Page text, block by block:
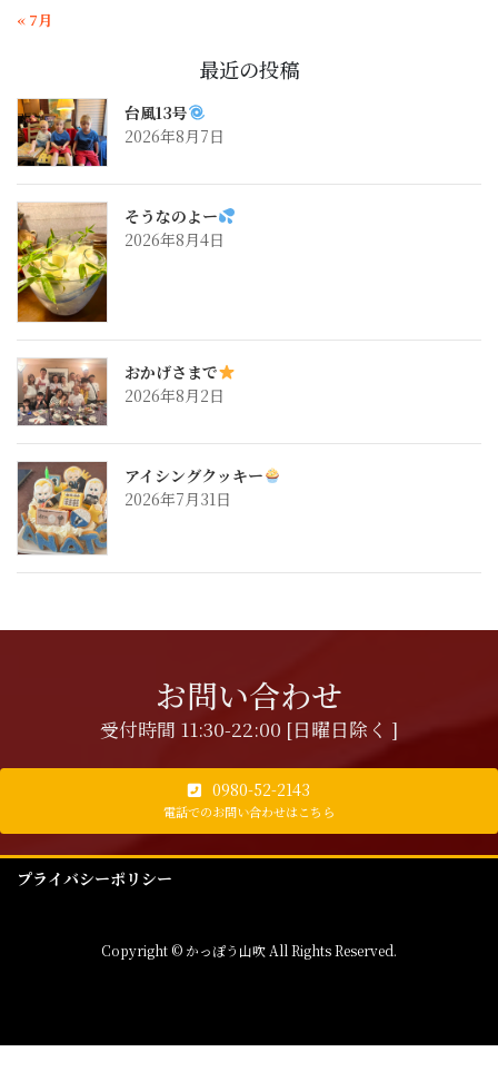
« 7月
最近の投稿
台風13号
2026年8月7日
そうなのよー
2026年8月4日
おかげさまで
2026年8月2日
アイシングクッキー
2026年7月31日
お問い合わせ
受付時間 11:30-22:00 [日曜日除く ]
0980-52-2143
電話でのお問い合わせはこちら
プライバシーポリシー
Copyright © かっぽう山吹 All Rights Reserved.